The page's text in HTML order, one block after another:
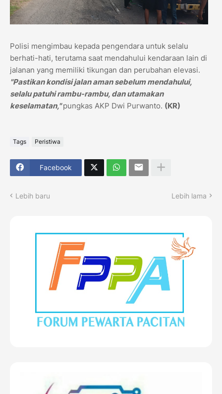
Polisi mengimbau kepada pengendara untuk selalu
berhati-hati, terutama saat mendahului kendaraan lain di
jalanan yang memiliki tikungan dan perubahan elevasi.
"Pastikan kondisi jalan aman sebelum mendahului,
selalu patuhi rambu-rambu, dan utamakan
keselamatan,"pungkas AKP Dwi Purwanto. (KR)
Tags Peristiwa
Facebook
Lebih baru Lebih lama